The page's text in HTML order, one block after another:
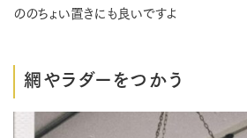
ののちょい置きにも良いですよ
網やラダーをつかう